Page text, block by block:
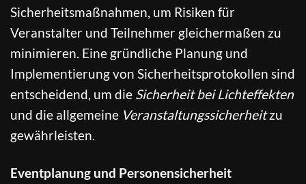
Sicherheitsmaßnahmen, um Risiken für
Veranstalter und Teilnehmer gleichermaßen zu
minimieren. Eine gründliche Planung und
Implementierung von Sicherheitsprotokollen sind
entscheidend, um die Sicherheit bei Lichteffekten
und die allgemeine Veranstaltungssicherheitzu
gewährleisten.
Eventplanung und Personensicherheit